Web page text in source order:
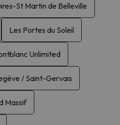
St Martin de Belleville
Les Portes du Soleil
Unlimited
/ Saint-Gervais
Massif